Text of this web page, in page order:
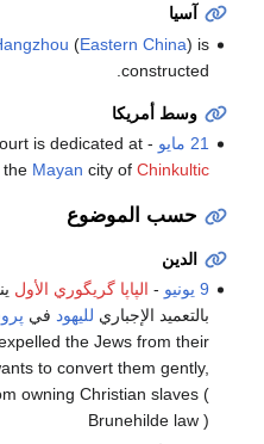
آسيا
(Eastern China) is
constructed.
وسط أمريكا
21 مايو
- A
is dedicated at
the Mayan city of Chinkultic
حسب الموضوع
الدين
9 يونيو
- الپاپا گريگوري الأول
بالتعميد الإجباري لليهود في
the Jews from their
to convert them gently,
owning Christian slaves (
Brunehilde law )